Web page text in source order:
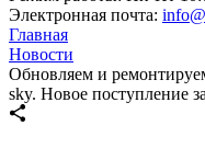
Электронная почта:
Главная
Новости
Обновляем и
sky. Новое поступление